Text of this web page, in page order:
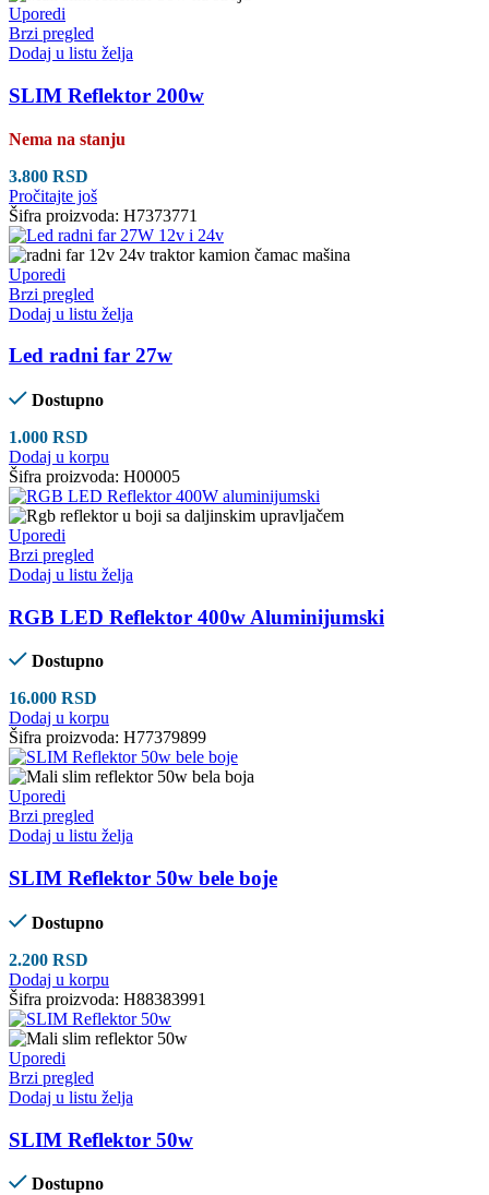
Uporedi
Brzi pregled
Dodaj u listu želja
SLIM Reflektor 200w
Nema na stanju
3.800 RSD
Pročitajte još
Šifra proizvoda: H7373771
Uporedi
Brzi pregled
Dodaj u listu želja
Led radni far 27w
Dostupno
1.000 RSD
Dodaj u korpu
Šifra proizvoda: H00005
Uporedi
Brzi pregled
Dodaj u listu želja
RGB LED Reflektor 400w Aluminijumski
Dostupno
16.000 RSD
Dodaj u korpu
Šifra proizvoda: H77379899
Uporedi
Brzi pregled
Dodaj u listu želja
SLIM Reflektor 50w bele boje
Dostupno
2.200 RSD
Dodaj u korpu
Šifra proizvoda: H88383991
Uporedi
Brzi pregled
Dodaj u listu želja
SLIM Reflektor 50w
Dostupno